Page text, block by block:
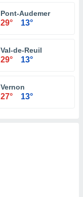
Pont-Audemer
29° 13°
Val-de-Reuil
29° 13°
Vernon
27° 13°